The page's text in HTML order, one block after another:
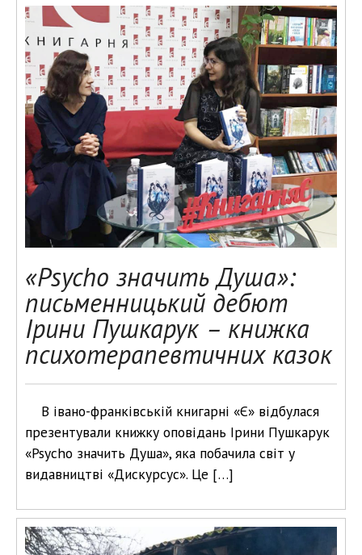
«Psycho значить Душа»:
письменницький дебют
Ірини Пушкарук – книжка
психотерапевтичних казок
В івано-франківській книгарні «Є» відбулася
презентували книжку оповідань Ірини Пушкарук
«Psycho значить Душа», яка побачила світ у
видавництві «Дискурсус». Це […]